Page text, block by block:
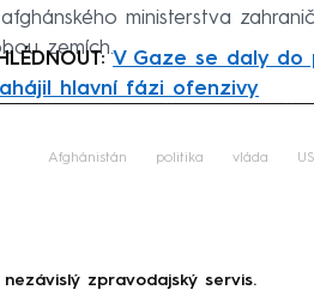
ministerstva
zemích.
V Gaze se daly do
hlavní fázi ofenzivy
Afghánistán politika vláda
zpravodajský servis.